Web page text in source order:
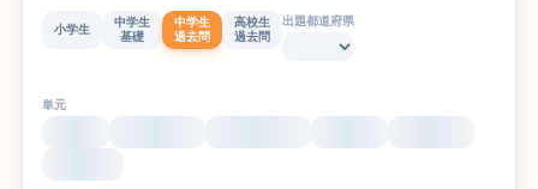
小学生
中学生
基礎
中学生
過去問
高校生
過去問
出題都道府県
単元